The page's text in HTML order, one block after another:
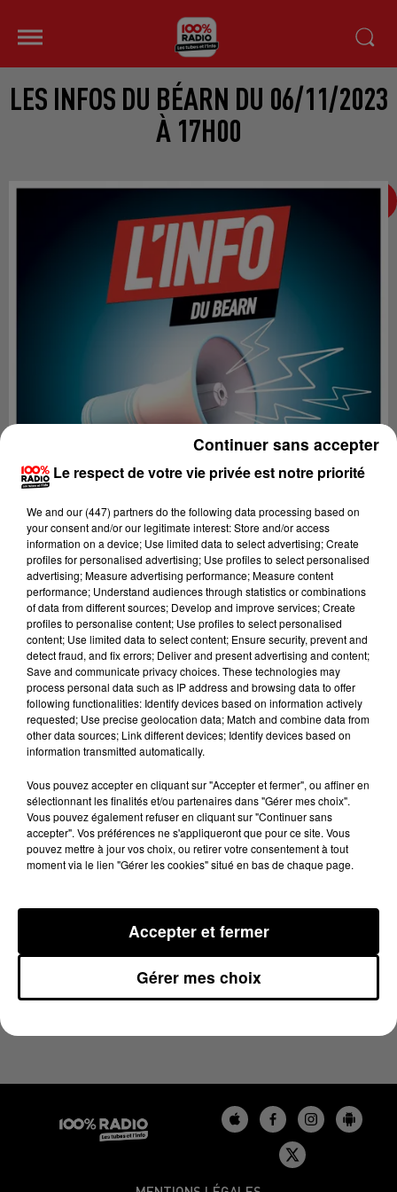
LES INFOS DU BÉARN DU 06/11/2023
À 17H00
Lecture (4 min 37 sec)
100%
6 novembre 2023 - 4 min 37 sec
LES INFOS DU BÉARN DU 06/11/2023 À 17H00
Le respect de votre vie privée est notre priorité
We and our (447) partnersdo the following data processing based on
your consent and/or our legitimate interest: Store and/or access
information on a device; Use limited data to select advertising; Create
profiles for personalised advertising; Use profiles to select personalised
advertising; Measure advertising performance; Measure content
performance; Understand audiences through statistics or combinations
of data from different sources; Develop and improve services; Create
profiles to personalise content; Use profiles to select personalised
content; Use limited data to select content; Ensure security, prevent and
detect fraud, and fix errors; Deliver and present advertising and content;
Save and communicate privacy choices. These technologies may
process personal data such as IP address and browsing data to offer
following functionalities: Identify devices based on information actively
requested; Use precise geolocation data; Match and combine data from
other data sources; Link different devices; Identify devices based on
information transmitted automatically.
Vous pouvez accepter en cliquant sur "Accepter et fermer", ou affiner en
sélectionnant les finalités et/ou partenaires dans "Gérer mes choix".
Vous pouvez également refuser en cliquant sur "Continuer sans
accepter". Vos préférences ne s'appliqueront que pour ce site. Vous
pouvez mettre à jour vos choix, ou retirer votre consentement à tout
moment via le lien "Gérer les cookies" situé en bas de chaque page.
Gérer mes choix
Accepter et fermer
Continuer sans accepter